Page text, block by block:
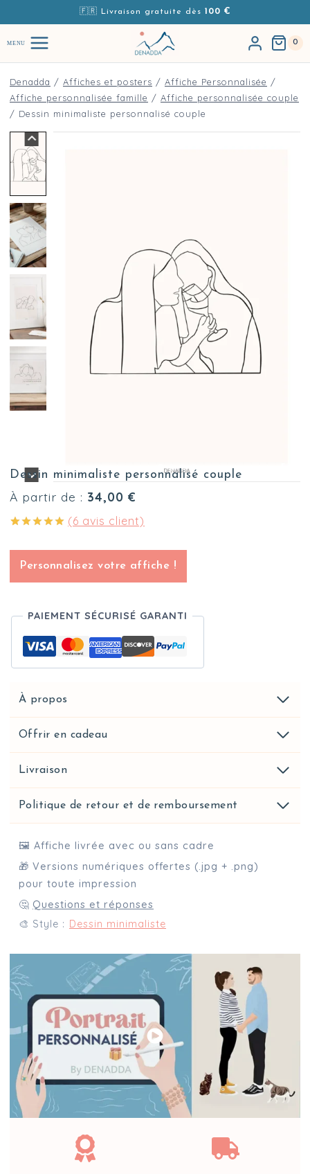
Aller au contenu🇫🇷 Livraison gratuite dès 100 €
MENU 0
Denadda / Affiches et posters / Affiche Personnalisée /
Affiche personnalisée famille / Affiche personnalisée couple
/ Dessin minimaliste personnalisé couple
Dessin minimaliste personnalisé couple
À partir de : 34,00 €
sur 5 basé
sur
notations
client
(6 avis client)
Personnalisez votre affiche !
PAIEMENT SÉCURISÉ GARANTI
À propos
Offrir en cadeau
Livraison
Politique de retour et de remboursement
🖼️ Affiche livrée avec ou sans cadre
🎁 Versions numériques offertes (.jpg + .png)
pour toute impression
🤔 Questions et réponses
🎨 Style : Dessin minimaliste